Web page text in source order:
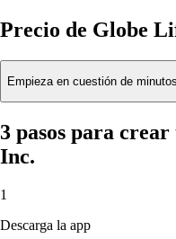
Precio de Globe
Empieza en cuestión de minutos
3 pasos para
Inc.
1
Descarga la app